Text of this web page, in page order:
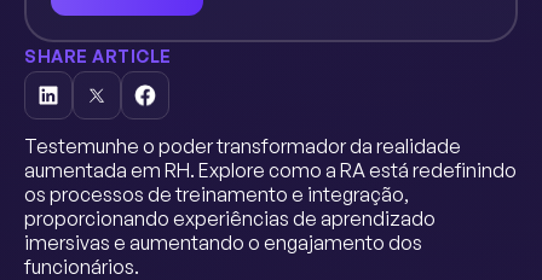
SHARE ARTICLE
Testemunhe o poder transformador da realidade
aumentada em RH. Explore como a RA está redefinindo
os processos de treinamento e integração,
proporcionando experiências de aprendizado
imersivas e aumentando o engajamento dos
funcionários.